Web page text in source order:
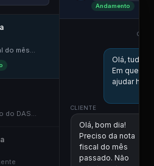
do mês...
do DAS...
Andamento
Olá, tudo
Em que
ajudar
CLIENTE
Olá, bom dia!
Preciso da nota
fiscal do mês
passado. Não